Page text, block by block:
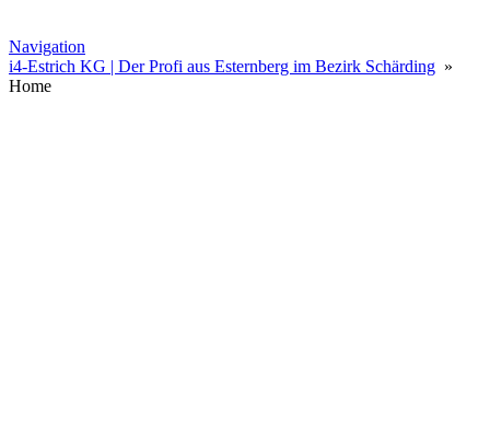
Navigation
i4-Estrich KG | Der Profi aus Esternberg im Bezirk Schärding »
Home